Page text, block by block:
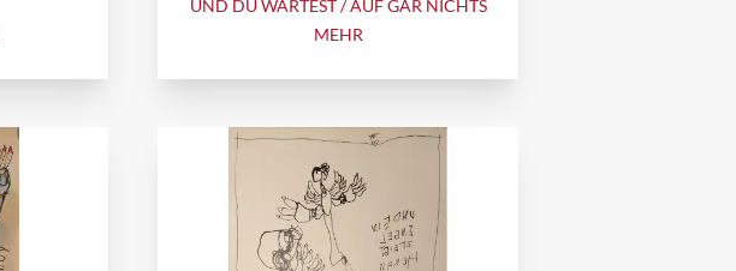
UND DU WARTEST / AUF GAR NICHTS
MEHR